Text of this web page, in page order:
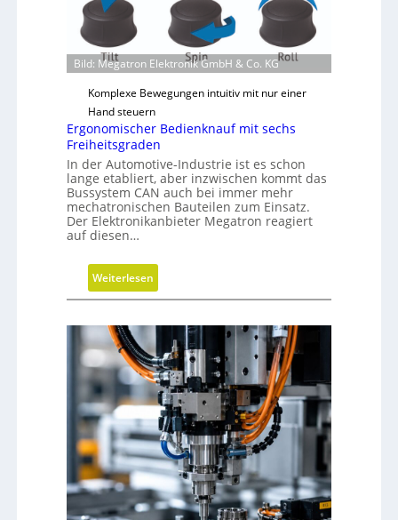
Bild: Megatron Elektronik GmbH & Co. KG
Komplexe Bewegungen intuitiv mit nur einer
Hand steuern
Ergonomischer Bedienknauf mit sechs
Freiheitsgraden
In der Automotive-Industrie ist es schon
lange etabliert, aber inzwischen kommt das
Bussystem CAN auch bei immer mehr
mechatronischen Bauteilen zum Einsatz.
Der Elektronikanbieter Megatron reagiert
auf diesen…
Weiterlesen:
E
g
o
n
o
m
i
s
c
e